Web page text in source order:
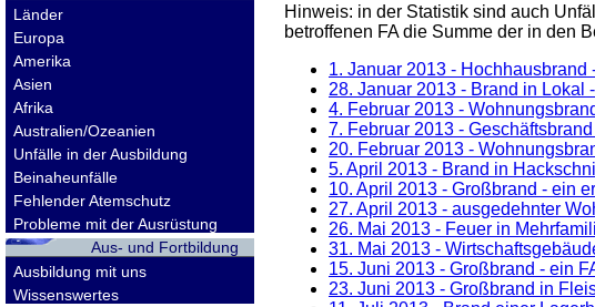
Länder
Europa
Amerika
Asien
Afrika
Australien/Ozeanien
Unfälle in der Ausbildung
Beinaheunfälle
Fehlender Atemschutz
Probleme mit der Ausrüstung
Aus- und Fortbildung
Ausbildung mit uns
Wissenswertes
Hinweis: in der Statistik sind auch
betroffenen FAdie Summe der in den
1. Januar 2013 - Hochhausbrand
28. Januar 2013 - Brand in Lokal
4. Februar 2013 -
7. Februar 2013 -
20. Februar 2013 -
5. April 2013 - Brand in
10. April 2013 - Großbrand - ein
27. April 2013 - ausgedehnter
26. Mai 2013 - Feuer in
31. Mai 2013 -
15. Juni 2013 - Großbrand - ein
23. Juni 2013 - Großbrand in